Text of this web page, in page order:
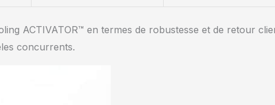
ACTIVATOR™ en termes de robustesse et de retour
concurrents.